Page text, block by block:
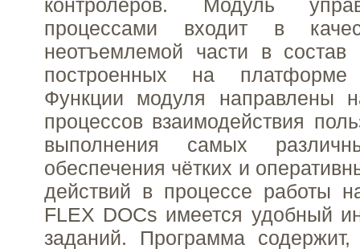
контролёров. Модуль
процессами входит в
неотъемлемой части в состав
построенных на
Функции модуля направлены
процессов взаимодействия
выполнения самых
обеспечения чётких и
действий в процессе работы
FLEX DOCs имеется удобный
заданий. Программа